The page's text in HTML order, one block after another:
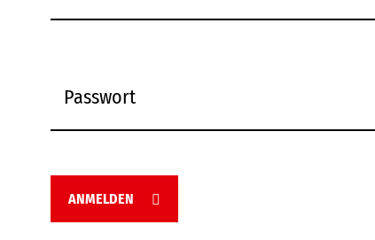
ANMELDEN